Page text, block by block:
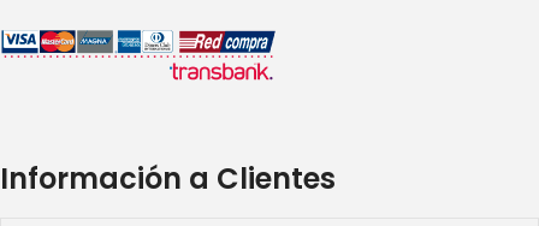
Información a Clientes